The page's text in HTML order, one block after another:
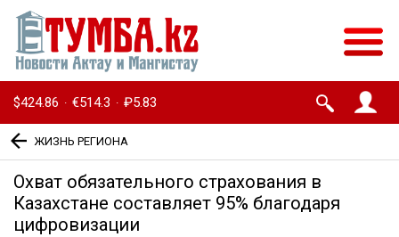
$424.86 · €514.3 · ₽5.83
ЖИЗНЬ РЕГИОНА
Охват обязательного страхования в
Казахстане составляет 95% благодаря
цифровизации